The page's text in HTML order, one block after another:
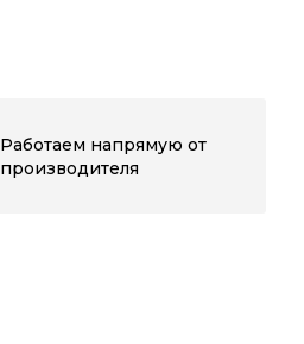
Работаем напрямую от
производителя